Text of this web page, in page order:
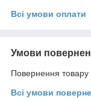
Всі умови оплати
Умови
Повернення товару
Всі умови